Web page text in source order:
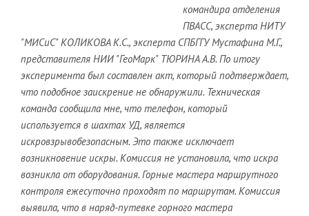
командира отделения
ПВАСС, эксперта НИТУ
"МИСиС" КОЛИКОВА К.С., эксперта СПБГГУ Мустафина М.Г.,
представителя НИИ "ГеоМарк" ТЮРИНА А.В. По итогу
эксперимента был составлен акт, который подтверждает,
что подобное заискрение не обнаружили. Техническая
команда сообщила мне, что телефон, который
используется в шахтах УД, является
искровзрывобезопасным. Это также исключает
возникновение искры. Комиссия не установила, что искра
возникла от оборудования. Горные мастера маршрутного
контроля ежесуточно проходят по маршрутам. Комиссия
выявила, что в наряд-путевке горного мастера